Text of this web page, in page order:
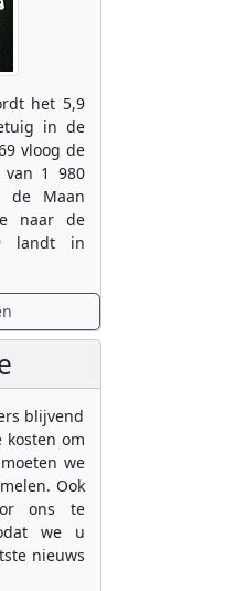
het 5,9
in de
vloog de
van 1 980
de Maan
naar de
landt in
blijvend
kosten om
we
Ook
ons te
we u
nieuws